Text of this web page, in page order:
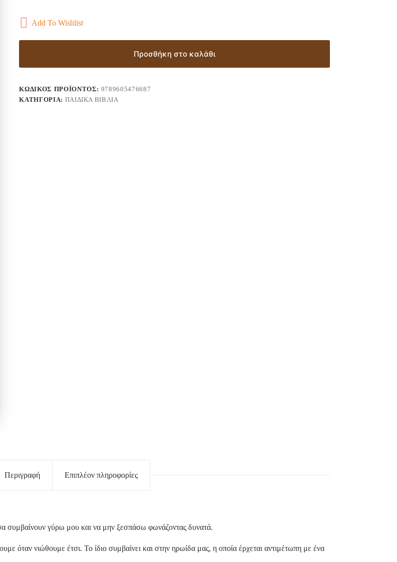
Add To Wishlist
Προσθήκη στο καλάθι
ΚΩΔΙΚΌΣ ΠΡΟΪΌΝΤΟΣ: 9789605476687
ΚΑΤΗΓΟΡΊΑ: ΠΑΙΔΙΚΆ ΒΙΒΛΊΑ
Περιγραφή Επιπλέον πληροφορίες
γύρω μου και να μην ξεσπάσω φωνάζοντας δυνατά.
όταν νιώθουμε έτσι. Το ίδιο συμβαίνει και στην ηρωίδα μας, η οποία έρχεται αντιμέτωπη με ένα